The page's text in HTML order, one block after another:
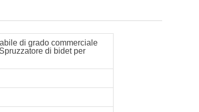
di grado commerciale
di bidet per